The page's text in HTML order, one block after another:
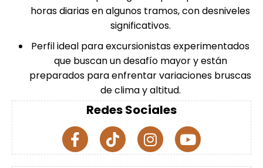
horas diarias en algunos tramos, con desniveles
significativos.
Perfil ideal para excursionistas experimentados
que buscan un desafío mayor y están
preparados para enfrentar variaciones bruscas
de clima y altitud.
Redes Sociales